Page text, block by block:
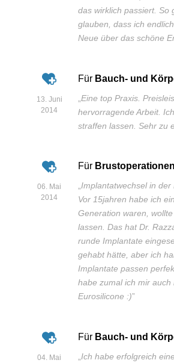
das wirklich passiert. So
glauben, dass ich
Neue über das schöne
13. Juni
2014
Für Bauch- und
Eine top Praxis.
hervorragende Arbeit.
straffen lassen. Sehr zu
06. Mai
2014
Für Brustoperationen
Implantatwechsel in der
Vor 15jahren habe ich
Generation waren,
lassen. Das hat Dr.
runde Implantate
gehabt hätte, aber ich
Implantate passen
habe zumal ich mir
Eurosilicone :)”
04. Mai
Für Bauch- und
Ich habe erfolgreich